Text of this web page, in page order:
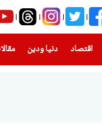
اقتصاد دنيا ودين
(current)